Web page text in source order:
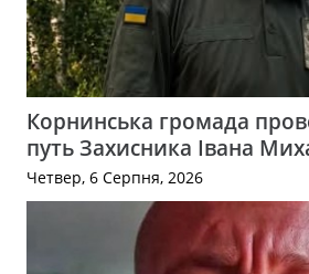
Корнинська громада
путь Захисника Івана
Четвер, 6 Серпня, 2026